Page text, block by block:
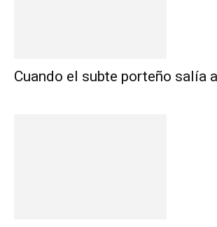
Cuando el subte porteño salía